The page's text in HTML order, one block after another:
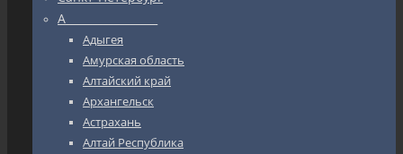
А_________________
Адыгея
Амурская область
Алтайский край
Архангельск
Астрахань
Алтай Республика